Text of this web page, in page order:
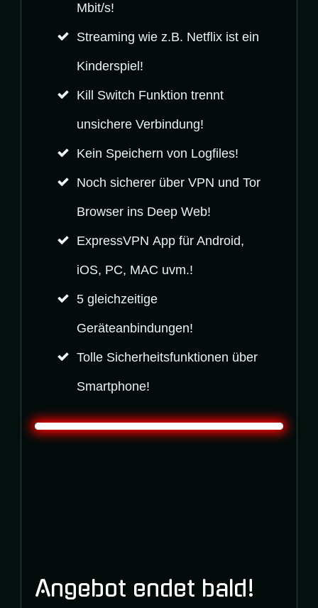
Mbit/s!
Streaming wie z.B. Netflix ist ein
Kinderspiel!
Kill Switch Funktion trennt
unsichere Verbindung!
Kein Speichern von Logfiles!
Noch sicherer über VPN und Tor
Browser ins Deep Web!
ExpressVPN App für Android,
iOS, PC, MAC uvm.!
5 gleichzeitige
Geräteanbindungen!
Tolle Sicherheitsfunktionen über
Smartphone!
Angebot endet bald!